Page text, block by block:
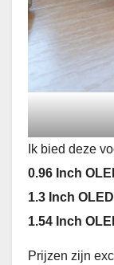
Ik bied deze
0.96 Inch
1.3 Inch
1.54 Inch
Prijzen zijn